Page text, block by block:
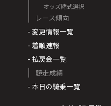
オッズ賭式選択
レース傾向
- 変更情報一覧
- 着順速報
- 払戻金一覧
競走成績
- 本日の騎乗一覧